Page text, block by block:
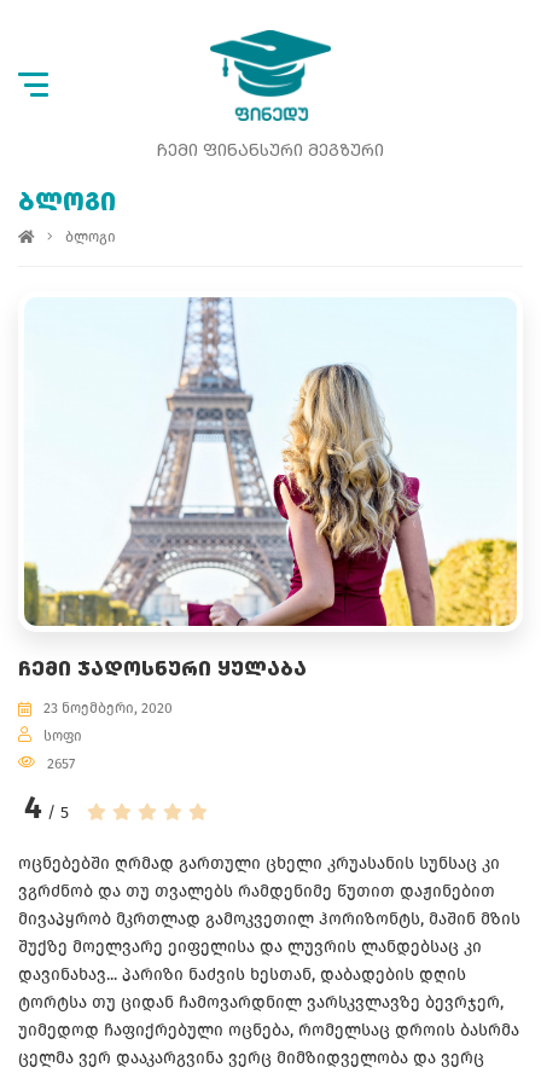
ᲩᲔᲛᲘ ᲤᲘᲜᲐᲜᲡᲣᲠᲘ ᲛᲔᲒᲖᲣᲠᲘ
ᲑᲚᲝᲒᲘ
ბლოგი
ᲩᲔᲛᲘ ᲯᲐᲓᲝᲡᲜᲣᲠᲘ ᲧᲣᲚᲐᲑᲐ
23 ნოემბერი, 2020
სოფი
2657
4 / 5
ოცნებებში ღრმად გართული ცხელი კრუასანის სუნსაც კი
ვგრძნობ და თუ თვალებს რამდენიმე წუთით დაჟინებით
მივაპყრობ მკრთლად გამოკვეთილ ჰორიზონტს, მაშინ მზის
შუქზე მოელვარე ეიფელისა და ლუვრის ლანდებსაც კი
დავინახავ... პარიზი ნაძვის ხესთან, დაბადების დღის
ტორტსა თუ ციდან ჩამოვარდნილ ვარსკვლავზე ბევრჯერ,
უიმედოდ ჩაფიქრებული ოცნება, რომელსაც დროის ბასრმა
ცელმა ვერ დააკარგვინა ვერც მიმზიდველობა და ვერც